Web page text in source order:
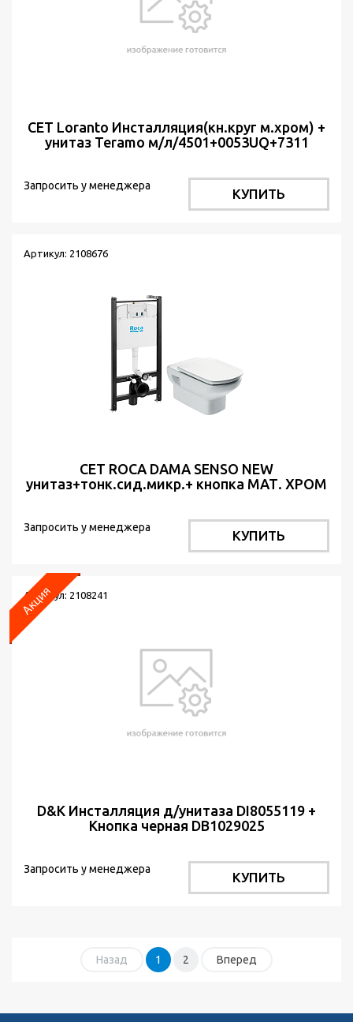
СЕТ Loranto Инсталляция(кн.круг м.хром) +
унитаз Teramo м/л/4501+0053UQ+7311
Запросить у менеджера
КУПИТЬ
Артикул: 2108676
СЕТ ROCA DAMA SENSO NEW
унитаз+тонк.сид.микр.+ кнопка МАТ. ХРОМ
Запросить у менеджера
КУПИТЬ
Артикул: 2108241
D&K Инсталляция д/унитаза DI8055119 +
Кнопка черная DB1029025
Запросить у менеджера
КУПИТЬ
Назад 1 2 Вперед